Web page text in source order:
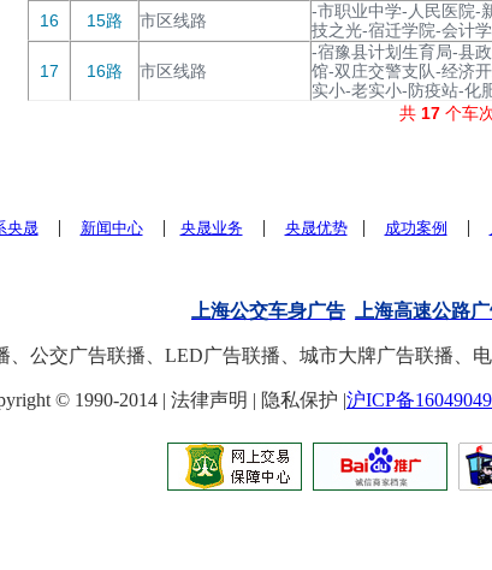
16
15路 市区线路
-市职业中学-人民医院-
技之光-宿迁学院-会计
17 16路 市区线路
-宿豫县计划生育局-县
馆-双庄交警支队-经济
实小-老实小-防疫站-化
共 17 个车次
央晟| 新闻中心| 央晟业务| 央晟优势| 成功案例 |
上海公交车身广告 上海高速公路
、公交广告联播、LED广告联播、城市大牌广告联播、
© 1990-2014 | 法律声明 | 隐私保护 |沪ICP备